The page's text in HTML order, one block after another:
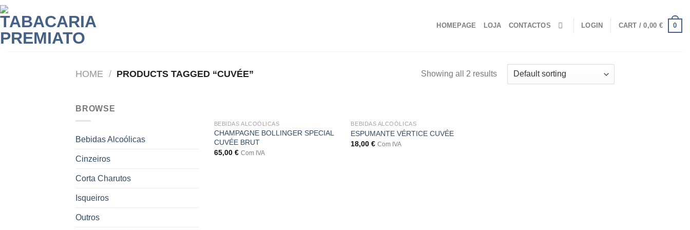
Skip
to
content
HOMEPAGE LOJA CONTACTOS LOGIN CART /0,00 € 0
HOME / PRODUCTS TAGGED “CUVÉE” Showing all 2 results
BROWSE
Bebidas Alcoólicas
Cinzeiros
Corta Charutos
Isqueiros
Outros
BEBIDAS ALCOÓLICAS
CHAMPAGNE BOLLINGER SPECIAL
CUVÉE BRUT
65,00 € Com IVA
BEBIDAS ALCOÓLICAS
ESPUMANTE VÉRTICE CUVÉE
18,00€ Com IVA